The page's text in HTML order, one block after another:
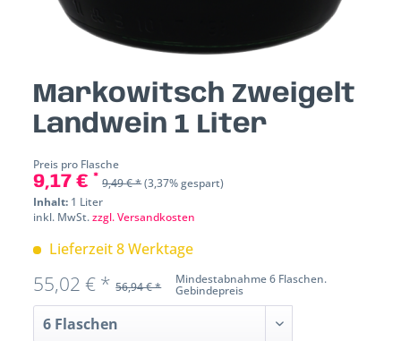
Markowitsch Zweigelt
Landwein 1 Liter
Preis pro Flasche
9,17 € * 9,49 € *(3,37% gespart)
Inhalt: 1 Liter
inkl. MwSt.zzgl. Versandkosten
Lieferzeit 8 Werktage
Mindestabnahme 6 Flaschen.
Gebindepreis
55,02 € * 56,94 € *